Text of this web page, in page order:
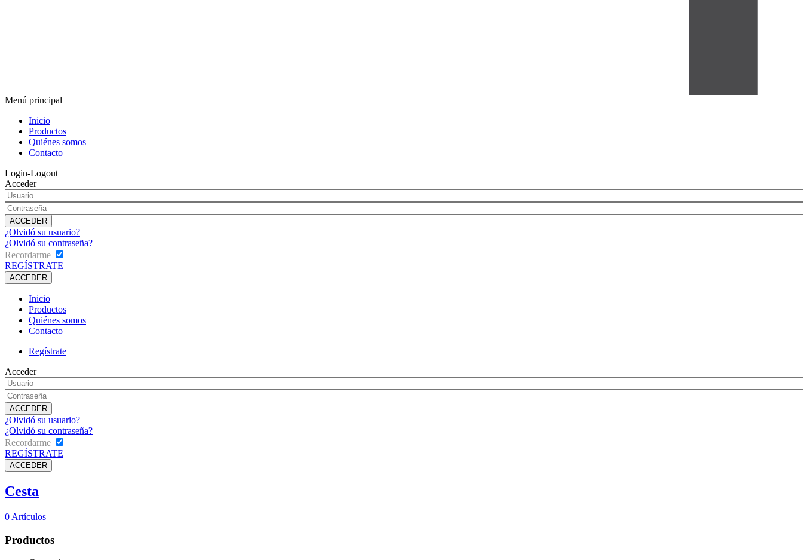
Menú principal
Inicio
Productos
Quiénes somos
Contacto
Login-Logout
Acceder
¿Olvidó su usuario?
¿Olvidó su contraseña?
Recordarme
REGÍSTRATE
Inicio
Productos
Quiénes somos
Contacto
Regístrate
Acceder
¿Olvidó su usuario?
¿Olvidó su contraseña?
Recordarme
REGÍSTRATE
Cesta
0 Artículos
Productos